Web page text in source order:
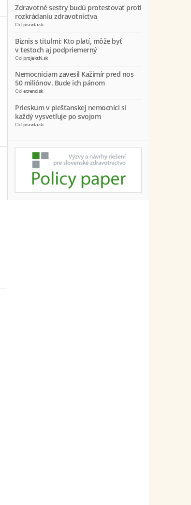
Zdravotné sestry budú protestovať proti
rozkrádaniu zdravotníctva
Odpravda.sk
Biznis s titulmi: Kto platí, môže byť
v testoch aj podpriemerný
OdprojektN.sk
Nemocniciam zavesil Kažimír pred nos
50 miliónov. Bude ich pánom
Odetrend.sk
Prieskum v piešťanskej nemocnici si
každý vysvetľuje po svojom
Odpravda.sk